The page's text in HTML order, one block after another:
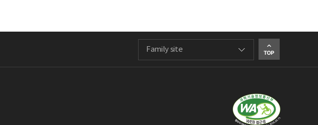
Family site